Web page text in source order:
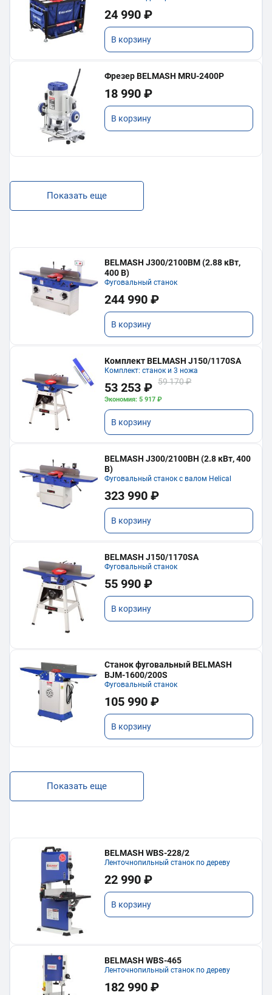
24 990 ₽
В корзину
Фрезер BELMASH MRU-2400P
18 990 ₽
В корзину
Показать еще
BELMASH J300/2100ВМ (2.88 кВт,
400 В)
Фуговальный станок
244 990 ₽
В корзину
Комплект BELMASH J150/1170SA
Комплект: станок и 3 ножа
53 253 ₽ 59 170 ₽
Экономия: 5 917 ₽
В корзину
BELMASH J300/2100ВH (2.8 кВт, 400
В)
Фуговальный станок с валом Helical
323 990 ₽
В корзину
BELMASH J150/1170SA
Фуговальный станок
55 990 ₽
В корзину
Станок фуговальный BELMASH
BJM-1600/200S
Фуговальный станок
105 990 ₽
В корзину
Показать еще
BELMASH WBS-228/2
Ленточнопильный станок по дереву
22 990 ₽
В корзину
BELMASH WBS-465
Ленточнопильный станок по дереву
182 990 ₽